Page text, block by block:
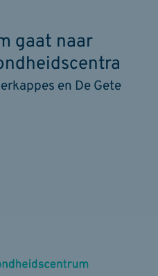
en De Gete
gaat naar